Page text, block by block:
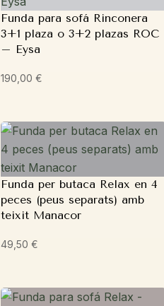
Funda para sofá Rinconera
3+1 plaza o 3+2 plazas ROC
– Eysa
190,00€
Funda per butaca Relax en 4
peces (peus separats) amb
teixit Manacor
49,50€